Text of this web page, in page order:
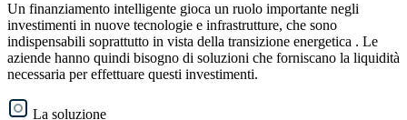
Un finanziamento intelligente gioca un ruolo importante negli
investimenti in nuove tecnologie e infrastrutture, che sono
indispensabili soprattutto in vista della transizione energetica . Le
aziende hanno quindi bisogno di soluzioni che forniscano la liquidità
necessaria per effettuare questi investimenti.
La soluzione